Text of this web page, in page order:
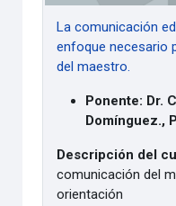
La comunicación
enfoque necesario
del maestro.
Ponente: Dr.
Domínguez.,
Descripción del
comunicación del
orientación